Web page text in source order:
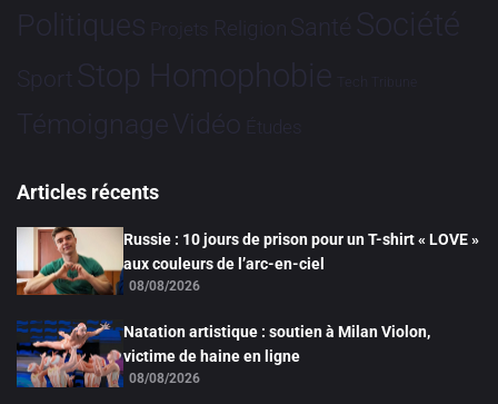
Politiques Projets Religion Santé Société
Sport Stop Homophobie Tech Tribune
TémoignageVidéo Études
Articles récents
Russie : 10 jours de prison pour un T-shirt « LOVE »
aux couleurs de l’arc-en-ciel
08/08/2026
Natation artistique : soutien à Milan Violon,
victime de haine en ligne
08/08/2026